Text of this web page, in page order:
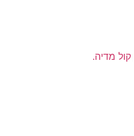
קול מדיה.